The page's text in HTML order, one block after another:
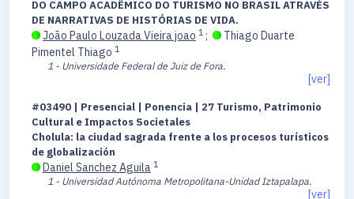
DO CAMPO ACADÊMICO DO TURISMO NO BRASIL ATRAVÉS
DE NARRATIVAS DE HISTÓRIAS DE VIDA.
João Paulo Louzada Vieira joao 1 ;
Thiago Duarte
Pimentel Thiago 1
1 - Universidade Federal de Juiz de Fora.
[ver]
#03490 | Presencial | Ponencia | 27 Turismo, Patrimonio
Cultural e Impactos Societales
Cholula: la ciudad sagrada frente a los procesos turísticos
de globalización
Daniel Sanchez Aguila 1
1 - Universidad Autónoma Metropolitana-Unidad Iztapalapa.
[ver]